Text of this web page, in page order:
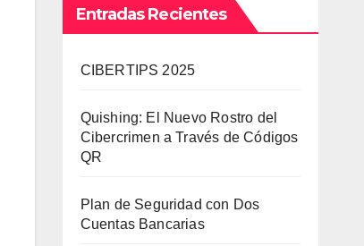
Entradas Recientes
CIBERTIPS 2025
Quishing: El Nuevo Rostro del
Cibercrimen a Través de Códigos
QR
Plan de Seguridad con Dos
Cuentas Bancarias